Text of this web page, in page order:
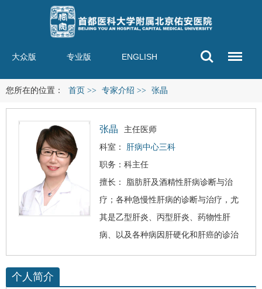
大众版 专业版 ENGLISH
您所在的位置： 首页 >> 专家介绍 >> 张晶
张晶
主任医师
科室：
肝病中心三科
职务：科主任
擅长：
脂肪肝及酒精性肝病诊断与治
疗；各种急慢性肝病的诊断与治疗，尤
其是乙型肝炎、丙型肝炎、药物性肝
病、以及各种病因 肝硬化和肝癌的诊治
个人简介